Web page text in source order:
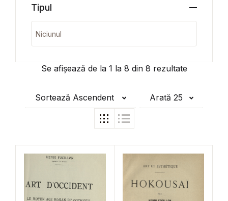
Se afișează de la 1 la 8 din 8 rezultate
Sortează Ascendent Arată 25
Tipul